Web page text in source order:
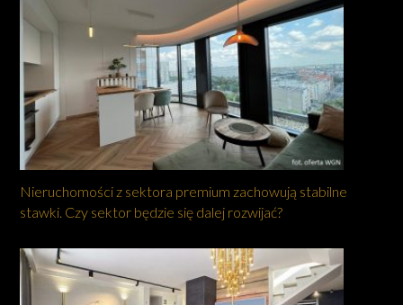
Nieruchomości z sektora premium zachowują stabilne
stawki. Czy sektor będzie się dalej rozwijać?